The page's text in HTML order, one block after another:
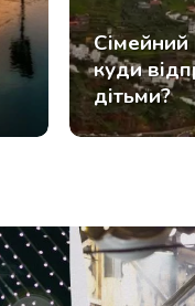
Сімейний
куди
дітьми?